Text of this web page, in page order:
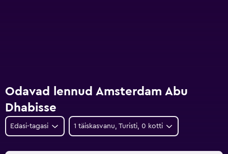
Odavad lennud Amsterdam Abu
Dhabisse
Edasi-tagasi 1 täiskasvanu, Turisti, 0 kotti